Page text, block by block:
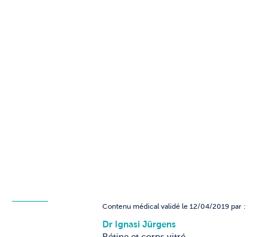
Contenu médical validé le 12/04/2019 par :
Dr Ignasi Jürgens